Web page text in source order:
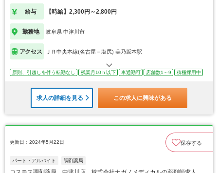
給与 【時給】2,300円～2,800円
勤務地 岐阜県 中津川市
アクセス ＪＲ中央本線(名古屋－塩尻) 美乃坂本駅
原則、引越しを伴う転勤なし 残業月10ｈ以下 車通勤可 店舗数1～9 積極採用中
求人の詳細を見る この求人に興味がある
更新日：2024年5月22日 保存する
パート・アルバイト 調剤薬局